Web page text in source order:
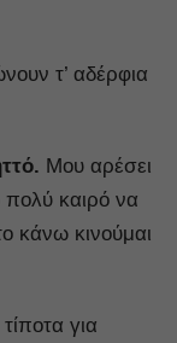
τ’ αδέρφια
Μου αρέσει
καιρό να
κάνω κινούμαι
για